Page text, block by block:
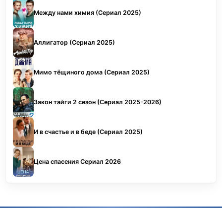
Между нами химия (Сериал 2025)
Аллигатор (Сериал 2025)
Мимо тёщиного дома (Сериал 2025)
Закон тайги 2 сезон (Сериал 2025-2026)
И в счастье и в беде (Сериал 2025)
Цена спасения Сериал 2026